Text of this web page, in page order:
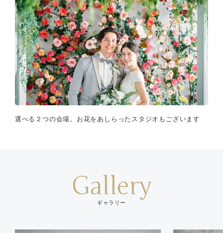
選べる２つの会場。お花をあしらったスタジオもございます
Gallery
ギャラリー